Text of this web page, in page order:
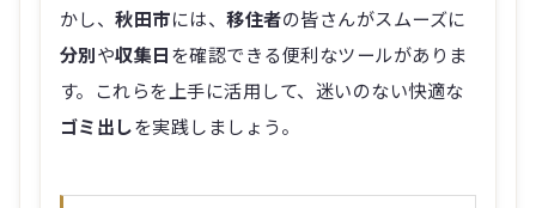
かし、秋田市には、移住者の皆さんがスムーズに
分別や収集日を確認できる便利なツールがありま
す。これらを上手に活用して、迷いのない快適な
ゴミ出しを実践しましょう。